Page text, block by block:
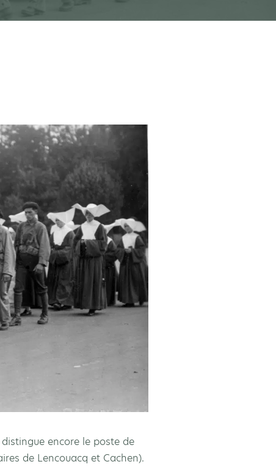
encore le poste de
de Lencouacq et Cachen).